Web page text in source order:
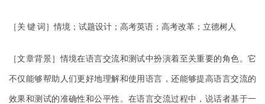
［关 键 词］情境；试题设计；高考英语；高考改革；立德树人
［文章背景］情境在语言交流和测试中扮演着至关重要的角色。它
不仅能够帮助人们更好地理解和使用语言，还能够提高语言交流的
效果和测试的准确性和公平性。在语言交流过程中，说话者基于一